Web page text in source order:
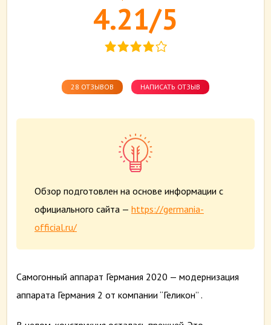
4.21/5
28 ОТЗЫВОВ НАПИСАТЬ ОТЗЫВ
Обзор подготовлен на основе информации с
официального сайта — https://germania-
official.ru/
Самогонный аппарат Германия 2020 — модернизация
аппарата Германия 2 от компании “Геликон” .